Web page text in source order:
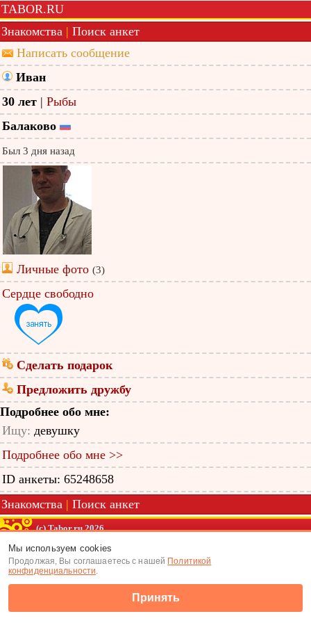
TABOR.RU
Знакомства | Поиск анкет
Написать сообщение
Иван
30 лет | Рыбы
Балаково
Был 3 дня назад
Личные фото (3)
Сердце свободно
Сделать подарок
Предложить дружбу
Подробнее обо мне:
Ищу: девушку
Подробнее обо мне >>
ID анкеты: 65248658
Знакомства | Поиск анкет
(c) Tabor.ru 2026
Мы используем cookies
Продолжая, Вы соглашаетесь с нашей Политикой
конфиденциальности.
Принять